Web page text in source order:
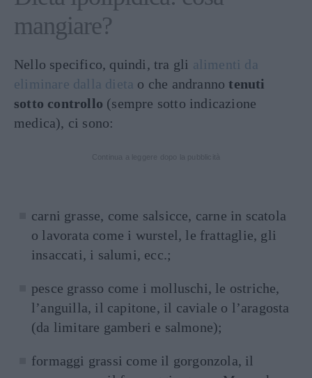
mangiare?
Nello specifico, quindi, tra gli alimenti da
eliminare dalla dieta o che andrannotenuti
sotto controllo (sempre sotto indicazione
medica), ci sono:
carni grasse, come salsicce, carne in scatola
o lavorata come i wurstel, le frattaglie, gli
insaccati, i salumi, ecc.;
pesce grasso come i molluschi, le ostriche,
l’anguilla, il capitone, il caviale o l’aragosta
(da limitare gamberi e salmone);
formaggi grassi come il gorgonzola, il